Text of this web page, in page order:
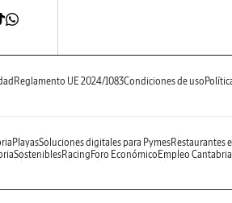
Reglamento UE 2024/1083Condiciones de uso
PlayasSoluciones digitales para PymesRestaurantes
SosteniblesRacing Foro Económico Empleo Cantabria